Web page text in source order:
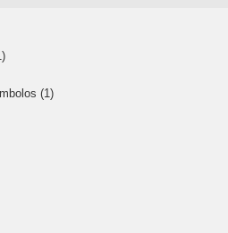
(1)